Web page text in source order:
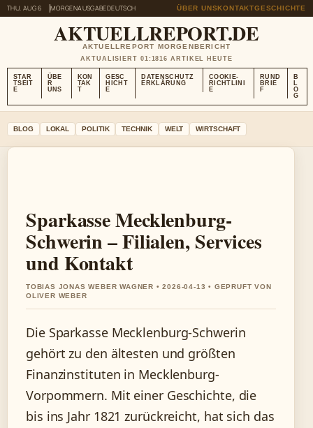
THU, AUG 6 MORGENAUSGABEDEUTSCH ÜBER UNSKONTAKTGESCHICHTE
AKTUELLREPORT.DE
AKTUELLREPORT MORGENBERICHT
AKTUALISIERT 01:1816 ARTIKEL HEUTE
STAR
TSEIT
E
ÜBE
R
UNS
KON
TAK
T
GESC
HICHT
E
DATENSCHUTZ
ERKLÄRUNG
COOKIE-
RICHTLINI
E
RUND
BRIE
F
B
L
O
G
BLOG LOKAL POLITIK TECHNIK WELT WIRTSCHAFT
Sparkasse Mecklenburg-
Schwerin – Filialen, Services
und Kontakt
TOBIAS JONAS WEBER WAGNER • 2026-04-13 • GEPRUFT VON
OLIVER WEBER
Die Sparkasse Mecklenburg-Schwerin
gehört zu den ältesten und größten
Finanzinstituten in Mecklenburg-
Vorpommern. Mit einer Geschichte, die
bis ins Jahr 1821 zurückreicht, hat sich das